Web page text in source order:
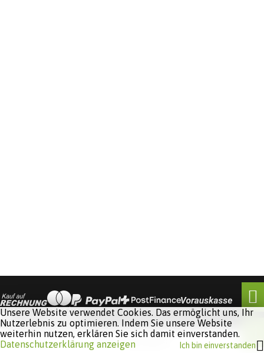
Software:
Unsere Website verwendet Cookies. Das ermöglicht uns, Ihr
Nutzerlebnis zu optimieren. Indem Sie unsere Website
weiterhin nutzen, erklären Sie sich damit einverstanden.
Datenschutzerklärung anzeigen
Ich bin einverstanden